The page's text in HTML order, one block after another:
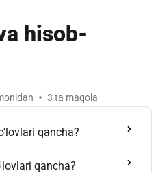
hisob-
3 ta maqola
qancha?
qancha?